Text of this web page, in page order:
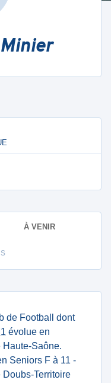
À VENIR
de Football dont
évolue en
Haute-Saône.
Seniors F à 11 -
Territoire